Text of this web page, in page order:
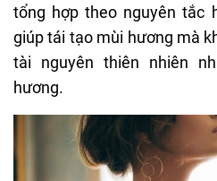
tổng hợp theo nguyên tắc
giúp tái tạo mùi hương mà
tài nguyên thiên nhiên
hương.